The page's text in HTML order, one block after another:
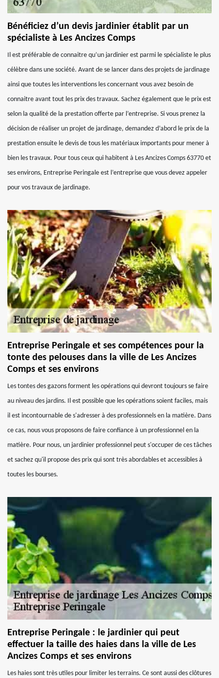
Bénéficiez d’un devis jardinier établit par un
spécialiste à Les Ancizes Comps
Il est préférable de connaitre qu’un jardinier est parmi le spécialiste le plus
célèbre dans une société. Avant de se lancer dans des projets de jardinage
ainsi que toutes les interventions les concernant vous avez besoin de
connaitre avant tout les prix des travaux. Sachez également que le prix est
selon la qualité de la prestation offerte par l’entreprise. Si vous prenez la
décision de réaliser un projet de jardinage, demandez d’abord le prix de la
prestation ensuite le devis de tous les matériaux importants pour mener à
bien les travaux. Pour tous ceux qui habitent à Les Ancizes Comps 63770 et
ses environs, Entreprise Peringale est l’entreprise que vous devez appeler
pour vos travaux de jardinage.
Entreprise Peringale et ses compétences pour la
tonte des pelouses dans la ville de Les Ancizes
Comps et ses environs
Les tontes des gazons forment les opérations qui devront toujours se faire
au niveau des jardins. Il est possible que les opérations soient faciles, mais
il est incontournable de s'adresser à des professionnels en la matière. Dans
ce cas, nous vous proposons de faire confiance à un professionnel en la
matière. Pour nous, un jardinier professionnel peut s'occuper de ces tâches
et sachez qu'il propose des prix qui sont très abordables et accessibles à
toutes les bourses.
Entreprise Peringale : le jardinier qui peut
effectuer la taille des haies dans la ville de Les
Ancizes Comps et ses environs
Les haies sont très utiles pour limiter les terrains. Ce sont aussi des clôtures